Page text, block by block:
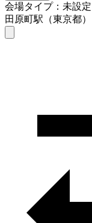
会場タイプ：未設定
田原町駅（東京都）